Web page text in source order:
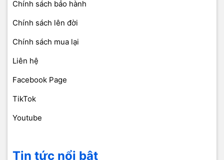
Chính sách bảo hành
Chính sách lên đời
Chính sách mua lại
Liên hệ
Facebook Page
TikTok
Youtube
Tin tức nổi bật